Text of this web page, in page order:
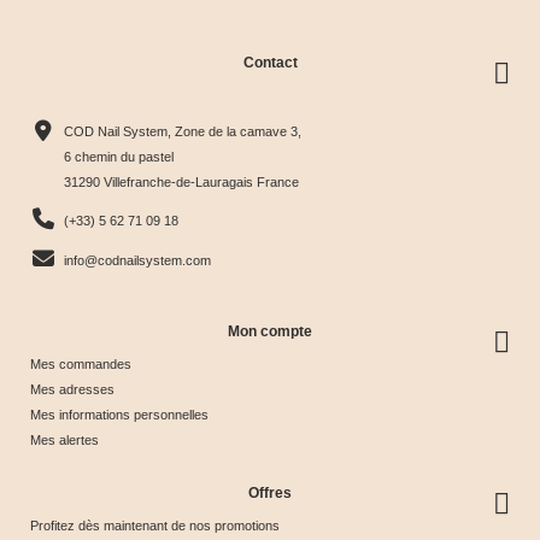
Tips &
nuancier
 
& Tips
Glow &
Collection
Contact
COD Nail System, Zone de la camave 3,
6 chemin du pastel
31290 Villefranche-de-Lauragais France
(+33) 5 62 71 09 18
info@codnailsystem.com
Mon compte
Mes commandes
Mes adresses
Mes informations personnelles
Mes alertes
Offres
Profitez dès maintenant de nos promotions